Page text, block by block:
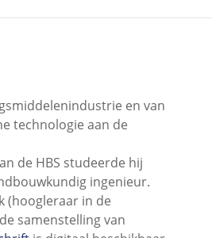
en van
technologie aan de
de HBS studeerde hij
ingenieur.
(hoogleraar in de
samenstelling van